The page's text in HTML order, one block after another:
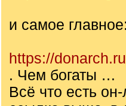
и самое главное:
https://
. Чем богаты …
Всё что есть